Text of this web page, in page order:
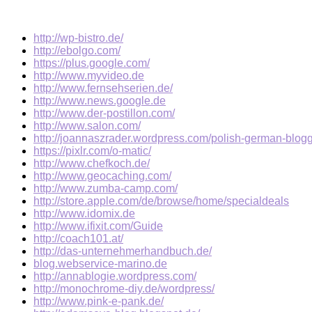
http://wp-bistro.de/
http://ebolgo.com/
https://plus.google.com/
http://www.myvideo.de
http://www.fernsehserien.de/
http://www.news.google.de
http://www.der-postillon.com/
http://www.salon.com/
http://joannaszrader.wordpress.com/polish-german-
https://pixlr.com/o-matic/
http://www.chefkoch.de/
http://www.geocaching.com/
http://www.zumba-camp.com/
http://store.apple.com/de/browse/home/specialdeals
http://www.idomix.de
http://www.ifixit.com/Guide
http://coach101.at/
http://das-unternehmerhandbuch.de/
blog.webservice-marino.de
http://annablogie.wordpress.com/
http://monochrome-diy.de/wordpress/
http://www.pink-e-pank.de/